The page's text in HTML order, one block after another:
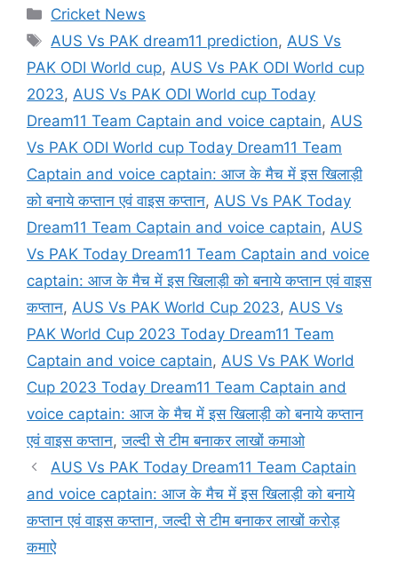
Categories
Cricket News
Tags
AUS Vs PAK dream11 prediction,AUS Vs
PAK ODI World cup, AUS Vs PAK ODI World cup
2023, AUS Vs PAK ODI World cup Today
Dream11 Team Captain and voice captain, AUS
Vs PAK ODI World cup Today Dream11 Team
Captain and voice captain: आज के मैच में इस खिलाड़ी
को बनाये कप्तान एवं वाइस कप्तान, AUS Vs PAK Today
Dream11 Team Captain and voice captain, AUS
Vs PAK Today Dream11 Team Captain and voice
captain: आज के मैच में इस खिलाड़ी को बनाये कप्तान एवं वाइस
कप्तान, AUS Vs PAK World Cup 2023, AUS Vs
PAK World Cup 2023 Today Dream11 Team
Captain and voice captain, AUS Vs PAK World
Cup 2023 Today Dream11 Team Captain and
voice captain: आज के मैच में इस खिलाड़ी को बनाये कप्तान
एवं वाइस कप्तान,जल्दी से टीम बनाकर लाखों कमाओ
AUS Vs PAK Today Dream11 Team Captain
and voice captain: आज के मैच में इस खिलाड़ी को बनाये
कप्तान एवं वाइस कप्तान, जल्दी से टीम बनाकर लाखों करोड़
कमाऐ